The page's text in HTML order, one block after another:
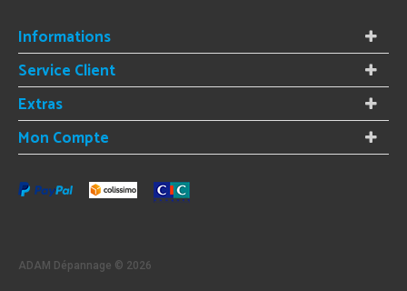
Informations
Service Client
Extras
Mon Compte
ADAM Dépannage © 2026